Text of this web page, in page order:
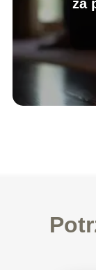
za